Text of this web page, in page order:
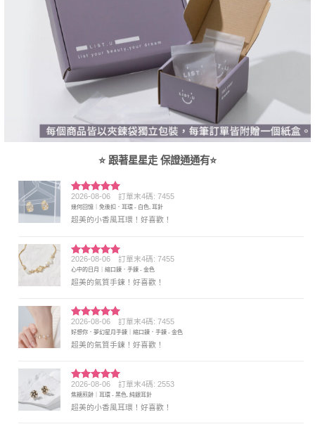
⭐ 跟著星星走 保證通通有⭐
評分5 滿
分 5
2026-08-06 訂單末4碼: 7455
幾何回憶｜免後扣．耳環 - 白色, 耳針
超美的小香風耳環！好喜歡！
評分5 滿
分 5
2026-08-06 訂單末4碼: 7455
心中的日月｜縮口鍊．手鍊 - 金色
超美的氣質手鍊！好喜歡！
評分5 滿
分 5
2026-08-06 訂單末4碼: 7455
好想你．夢幻星月手鍊｜縮口鍊．手鍊 - 金色
超美的氣質手鍊！好喜歡！
評分5滿
分 5
2026-08-06 訂單末4碼: 2553
焦糖煎餅｜耳環 - 黑色, 純銀耳針
超美的小香風耳環！好喜歡！